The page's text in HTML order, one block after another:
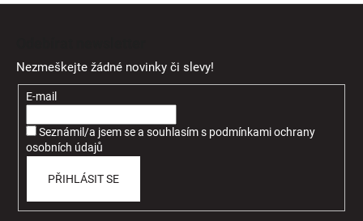
Nezmeškejte žádné novinky či slevy!
E-mail
Seznámil/a jsem se a souhlasíms podmínkami ochrany
osobních údajů
PŘIHLÁSIT SE